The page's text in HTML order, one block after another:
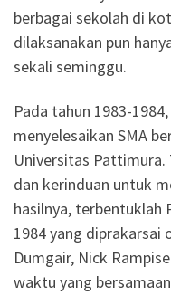
berbagai sekolah di
dilaksanakan pun
sekali seminggu.
Pada tahun 1983-
menyelesaikan SMA
Universitas
dan kerinduan untuk
hasilnya, terbentuklah
1984 yang diprakarsai
Dumgair, Nick
waktu yang